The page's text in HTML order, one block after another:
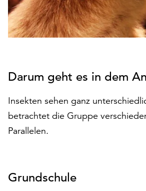
Darum geht es in dem
Insekten sehen ganz
betrachtet die Gruppe
Parallelen.
Grundschule